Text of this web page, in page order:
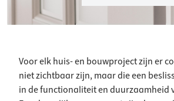
Voor elk huis- en bouwproject zijn er
niet zichtbaar zijn, maar die een
in de functionaliteit en duurzaamheid